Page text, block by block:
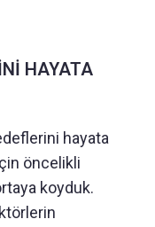
HAYATA
hayata
öncelikli
koyduk.